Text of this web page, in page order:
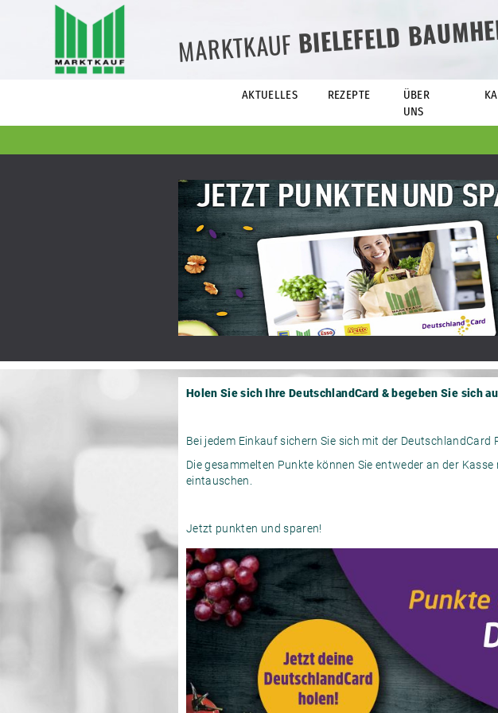
MARKTKAUFBIELEFELD
AKTUELLES REZEPTE
ÜBER
UNS
Holen Sie sich Ihre DeutschlandCard & begeben Sie sich
Bei jedem Einkauf sichern Sie sich mit der
Die gesammelten Punkte können Sie entweder an der
eintauschen.
Jetzt punkten und sparen!